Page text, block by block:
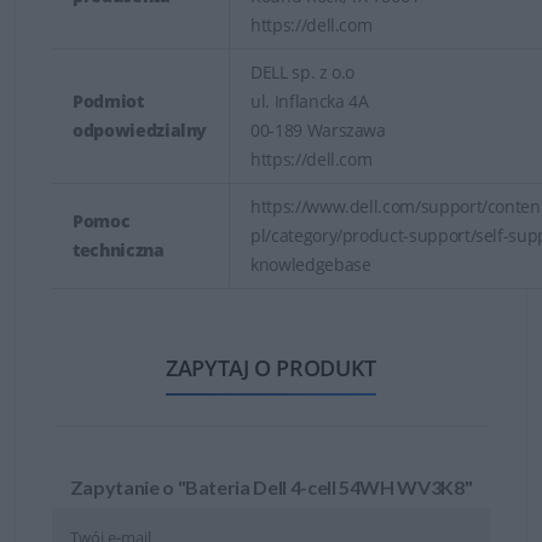
https://dell.com
Podmiot
odpowiedzialny
DELL sp. z o.o
ul. Inflancka 4A
00-189 Warszawa
https://dell.com
Pomoc
techniczna
https://www.dell.com/support/
pl/category/product-support/self-
knowledgebase
ZAPYTAJ O PRODUKT
Zapytanie o "Bateria Dell 4-cell 54WH WV3K8"